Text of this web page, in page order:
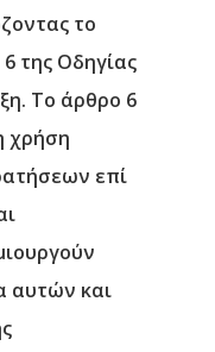
το
της Οδηγίας
Το άρθρο 6
χρήση
επί
αυτών και